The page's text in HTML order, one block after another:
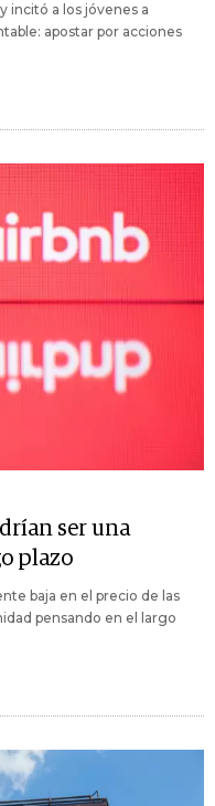
incitó a los jóvenes a
apostar por acciones
ser una
plazo
baja en el precio de las
pensando en el largo